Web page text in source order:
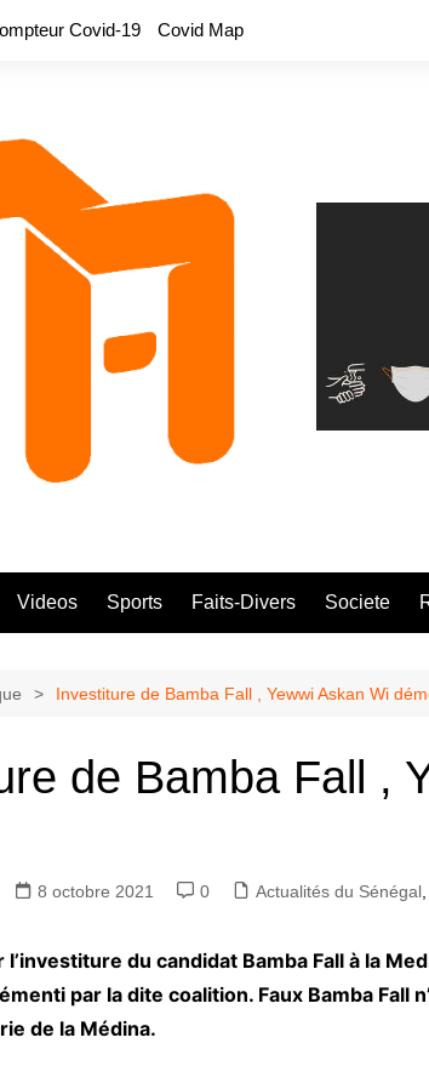
Covid-19 Covid Map
Videos Sports Faits-Divers Societe
Investiture de Bamba Fall , Yewwi Askan Wi
de Bamba Fall ,
8 octobre 2021 0 Actualités du Sénégal
l’investiture du candidat Bamba Fall à la
par la dite coalition. Faux Bamba Fall
de la Médina.